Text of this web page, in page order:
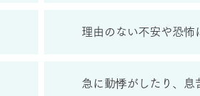
理由のない不安や恐怖
急に動悸がしたり、息